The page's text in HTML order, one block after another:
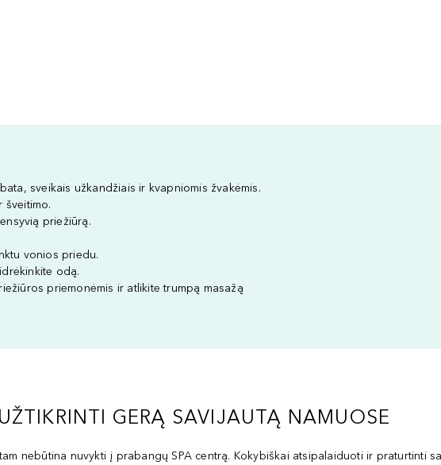
sveikais užkandžiais ir kvapniomis žvakėmis.
šveitimo.
priežiūrą.
vonios priedu.
odą.
priemonėmis ir atlikite trumpą masažą
GERĄ SAVIJAUTĄ NAMUOSE
nebūtina nuvykti į prabangų SPA centrą. Kokybiškai atsipalaiduoti ir praturtinti